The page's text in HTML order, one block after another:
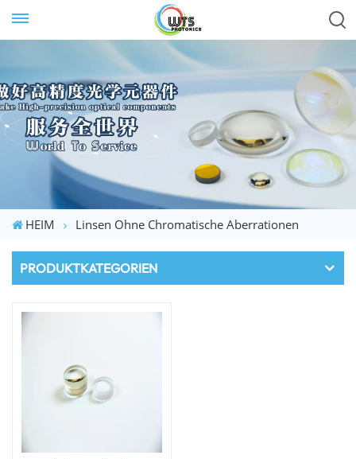
HEIM Linsen Ohne Chromatische Aberrationen
PRODUKTKATEGORIEN